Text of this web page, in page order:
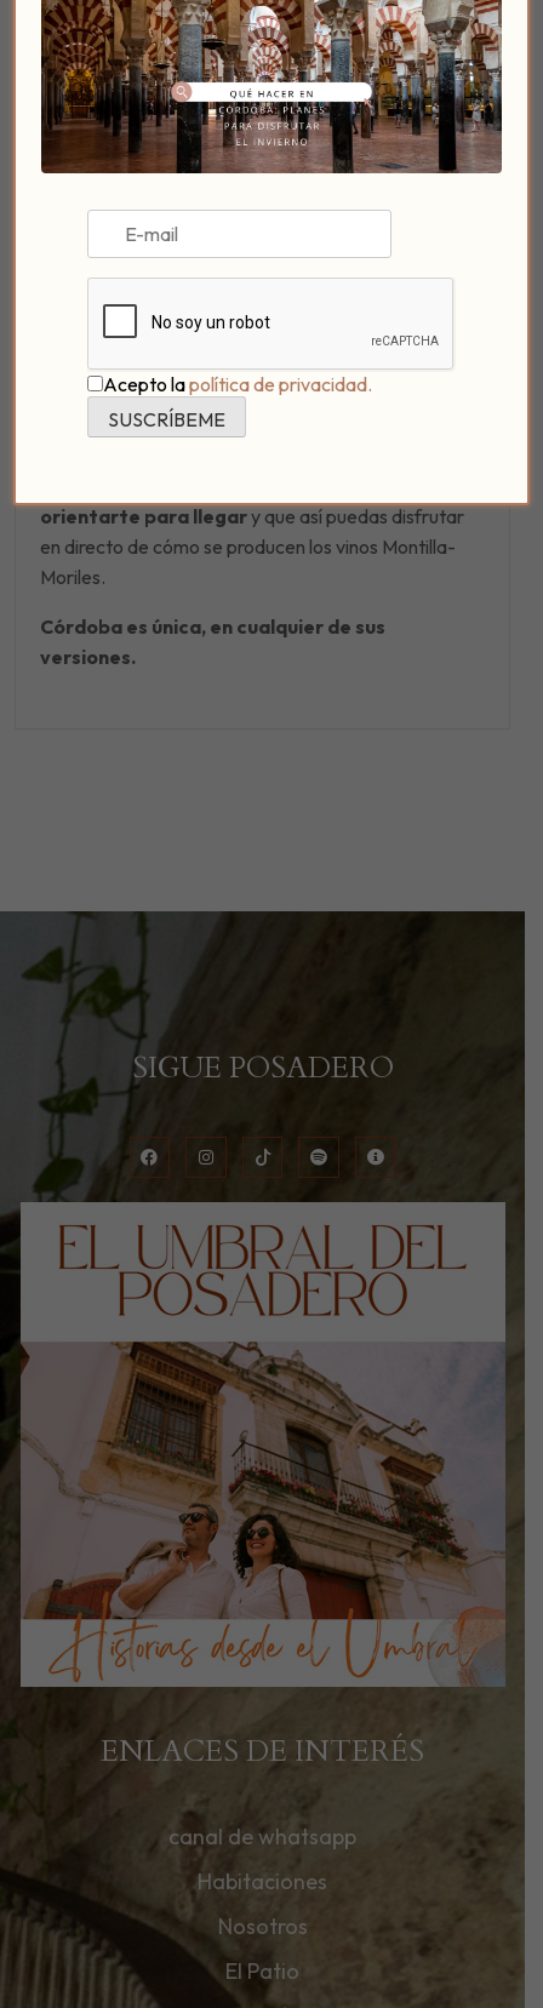
si así lo deseas, para vivir una experiencia en
Córdoba inolvidable.
Cómo se producen los vinos Montilla-Moriles es
una experiencia que puedes vivir en primera
persona, y es una visita guiada muy especial la que
puedes vivir, además será una forma muy especial
para que valores una forma de producir vino
ecológico única en España casi.
[Tweet «Descubriendo los @vinosdomm (-: una forma
de producción de #vinos maravillosa en
#CórdobaEsp»]
¡Te lo recomendamos! Y
orientarte para llegary que así puedas disfrutar
en directo de cómo se producen los vinos Montilla-
Moriles.
Córdoba es única, en cualquier de sus
versiones.
SIGUE POSADERO
ENLACES DE INTERÉS
canal de whatsapp
Habitaciones
Nosotros
El Patio
Acepto lapolítica de privacidad.